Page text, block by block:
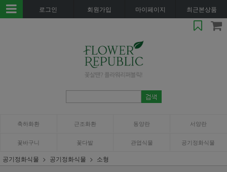
로그인 회원가입 마이페이지 최근본상품
축하화환 근조화환 동양란 서양란
꽃바구니 꽃다발 관엽식물 공기정화식물
공기정화식물 공기정화식물 소형